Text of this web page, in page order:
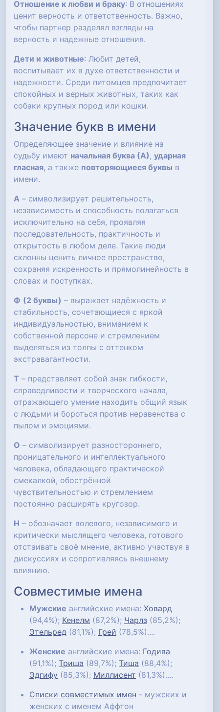
Отношение к любви и браку: В отношениях
ценит верность и ответственность. Важно,
чтобы партнер разделял взгляды на
верность и надежные отношения.
Дети и животные: Любит детей,
воспитывает их в духе ответственности и
надежности. Среди питомцев предпочитает
спокойных и верных животных, таких как
собаки крупных пород или кошки.
Значение букв в имени
Определяющее значение и влияние на
судьбу имеют начальная буква (А), ударная
гласная, а также повторяющиеся буквы в
имени.
А – символизирует решительность,
независимость и способность полагаться
исключительно на себя, проявляя
последовательность, практичность и
открытость в любом деле. Такие люди
склонны ценить личное пространство,
сохраняя искренность и прямолинейность в
словах и поступках.
Ф (2 буквы) – выражает надёжность и
стабильность, сочетающиеся с яркой
индивидуальностью, вниманием к
собственной персоне и стремлением
выделяться из толпы с оттенком
экстравагантности.
Т – представляет собой знак гибкости,
справедливости и творческого начала,
отражающего умение находить общий язык
с людьми и бороться против неравенства с
пылом и эмоциями.
О – символизирует разностороннего,
проницательного и интеллектуального
человека, обладающего практической
смекалкой, обострённой
чувствительностью и стремлением
постоянно расширять кругозор.
Н – обозначает волевого, независимого и
критически мыслящего человека, готового
отстаивать своё мнение, активно участвуя в
дискуссиях и сопротивляясь внешнему
влиянию.
Совместимые имена
Мужские английские имена: Ховард
(94,4%); Кенелм (87,2%); Чарлз (85,2%);
Этельред (81,1%); Грей (78,5%)....
Женские английские имена: Годива
(91,1%); Триша (89,7%); Тиша (88,4%);
Эдгифу (85,3%); Миллисент (81,3%)....
Списки совместимых имен - мужских и
женских с именем Аффтон